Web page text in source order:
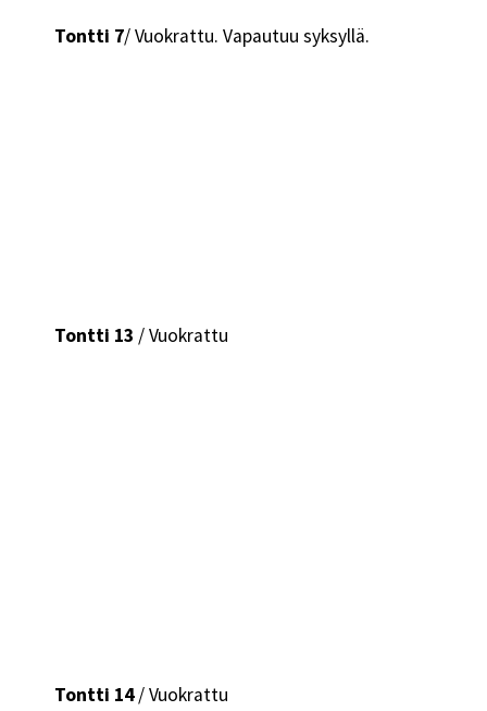
Tontti 7/ Vuokrattu. Vapautuu syksyllä.
Tontti 13 / Vuokrattu
Tontti 14/ Vuokrattu